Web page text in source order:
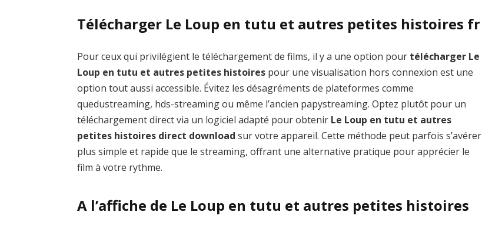
Télécharger Le Loup en tutu et autres petites histoires fr
Pour ceux qui privilégient le téléchargement de films, il y a une option pour télécharger Le
Loup en tutu et autres petites histoires pour une visualisation hors connexion est une
option tout aussi accessible. Évitez les désagréments de plateformes comme
quedustreaming, hds-streaming ou même l’ancien papystreaming. Optez plutôt pour un
téléchargement direct via un logiciel adapté pour obtenir Le Loup en tutu et autres
petites histoires direct download sur votre appareil. Cette méthode peut parfois s’avérer
plus simple et rapide que le streaming, offrant une alternative pratique pour apprécier le
film à votre rythme.
A l’affiche de Le Loup en tutu et autres petites histoires